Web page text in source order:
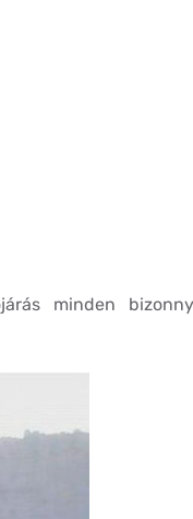
minden